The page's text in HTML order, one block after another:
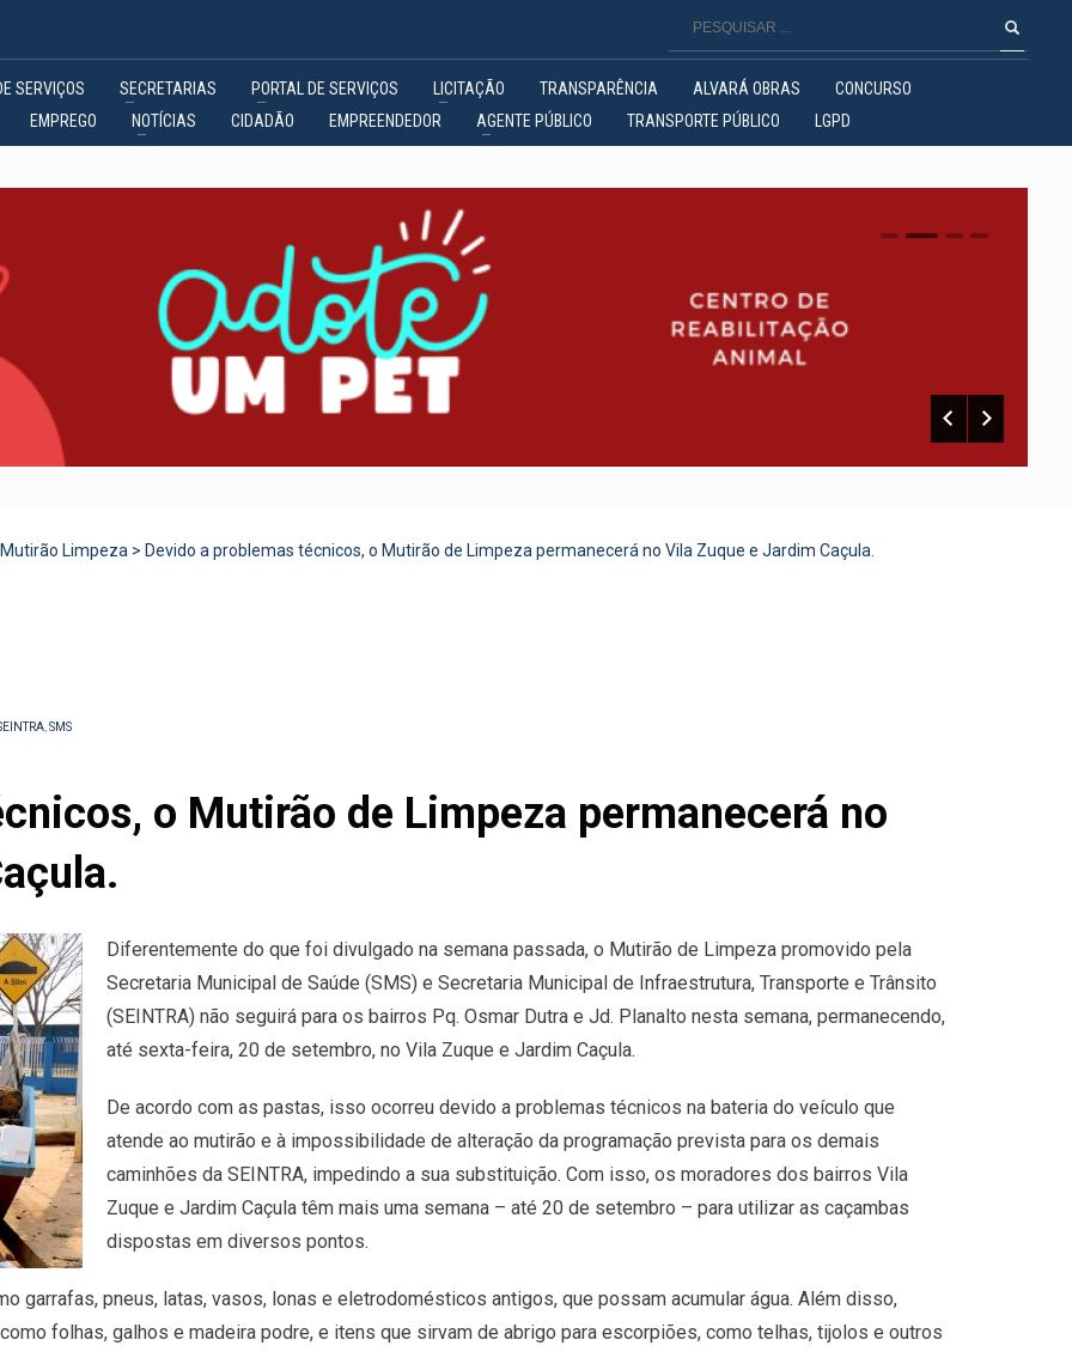
SERVIÇOS SECRETARIAS PORTAL DE SERVIÇOS LICITAÇÃO TRANSPARÊNCIA ALVARÁ OBRAS
CONCURSO
EMPREGO
NOTÍCIAS CIDADÃO EMPREENDEDOR AGENTE PÚBLICO TRANSPORTE PÚBLICO LGPD
0 1 2
Mutirão Limpeza > Devido a problemas técnicos, o Mutirão de Limpeza permanecerá no Vila Zuque e Jardim Caçula.
,SMS
o Mutirão de Limpeza permanecerá no
Diferentemente do que foi divulgado na semana passada, o Mutirão de Limpeza promovido pela
Secretaria Municipal de Saúde (SMS) e Secretaria Municipal de Infraestrutura, Transporte e Trânsito
(SEINTRA) não seguirá para os bairros Pq. Osmar Dutra e Jd. Planalto nesta semana, permanecendo,
até sexta-feira, 20 de setembro, no Vila Zuque e Jardim Caçula.
De acordo com as pastas, isso ocorreu devido a problemas técnicos na bateria do veículo que
atende ao mutirão e à impossibilidade de alteração da programação prevista para os demais
caminhões da SEINTRA, impedindo a sua substituição. Com isso, os moradores dos bairros Vila
Zuque e Jardim Caçula têm mais uma semana – até 20 de setembro – para utilizar as caçambas
dispostas em diversos pontos.
garrafas, pneus, latas, vasos, lonas e eletrodomésticos antigos, que possam acumular água. Além disso,
folhas, galhos e madeira podre, e itens que sirvam de abrigo para escorpiões, como telhas, tijolos e outros